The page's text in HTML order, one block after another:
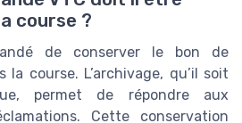
course ?
de conserver le bon de
la course. L’archivage, qu’il soit
permet de répondre aux
Cette conservation